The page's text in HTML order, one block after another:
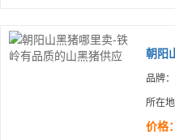
朝阳
品牌：
所在地
价格